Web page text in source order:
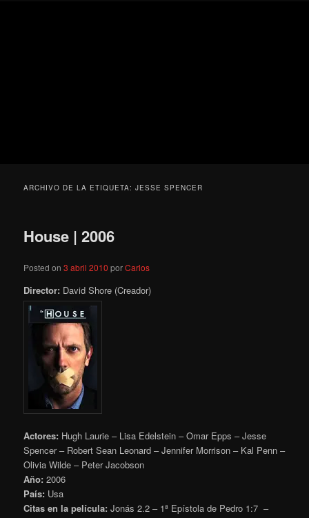
ARCHIVO DE LA ETIQUETA:JESSE SPENCER
House | 2006
Posted on3 abril 2010 porCarlos
Director: David Shore (Creador)
Actores: Hugh Laurie – Lisa Edelstein – Omar Epps – Jesse
Spencer – Robert Sean Leonard – Jennifer Morrison – Kal Penn –
Olivia Wilde – Peter Jacobson
Año: 2006
País: Usa
Citas en la película: Jonás 2.2 – 1ª Epístola de Pedro 1:7 –